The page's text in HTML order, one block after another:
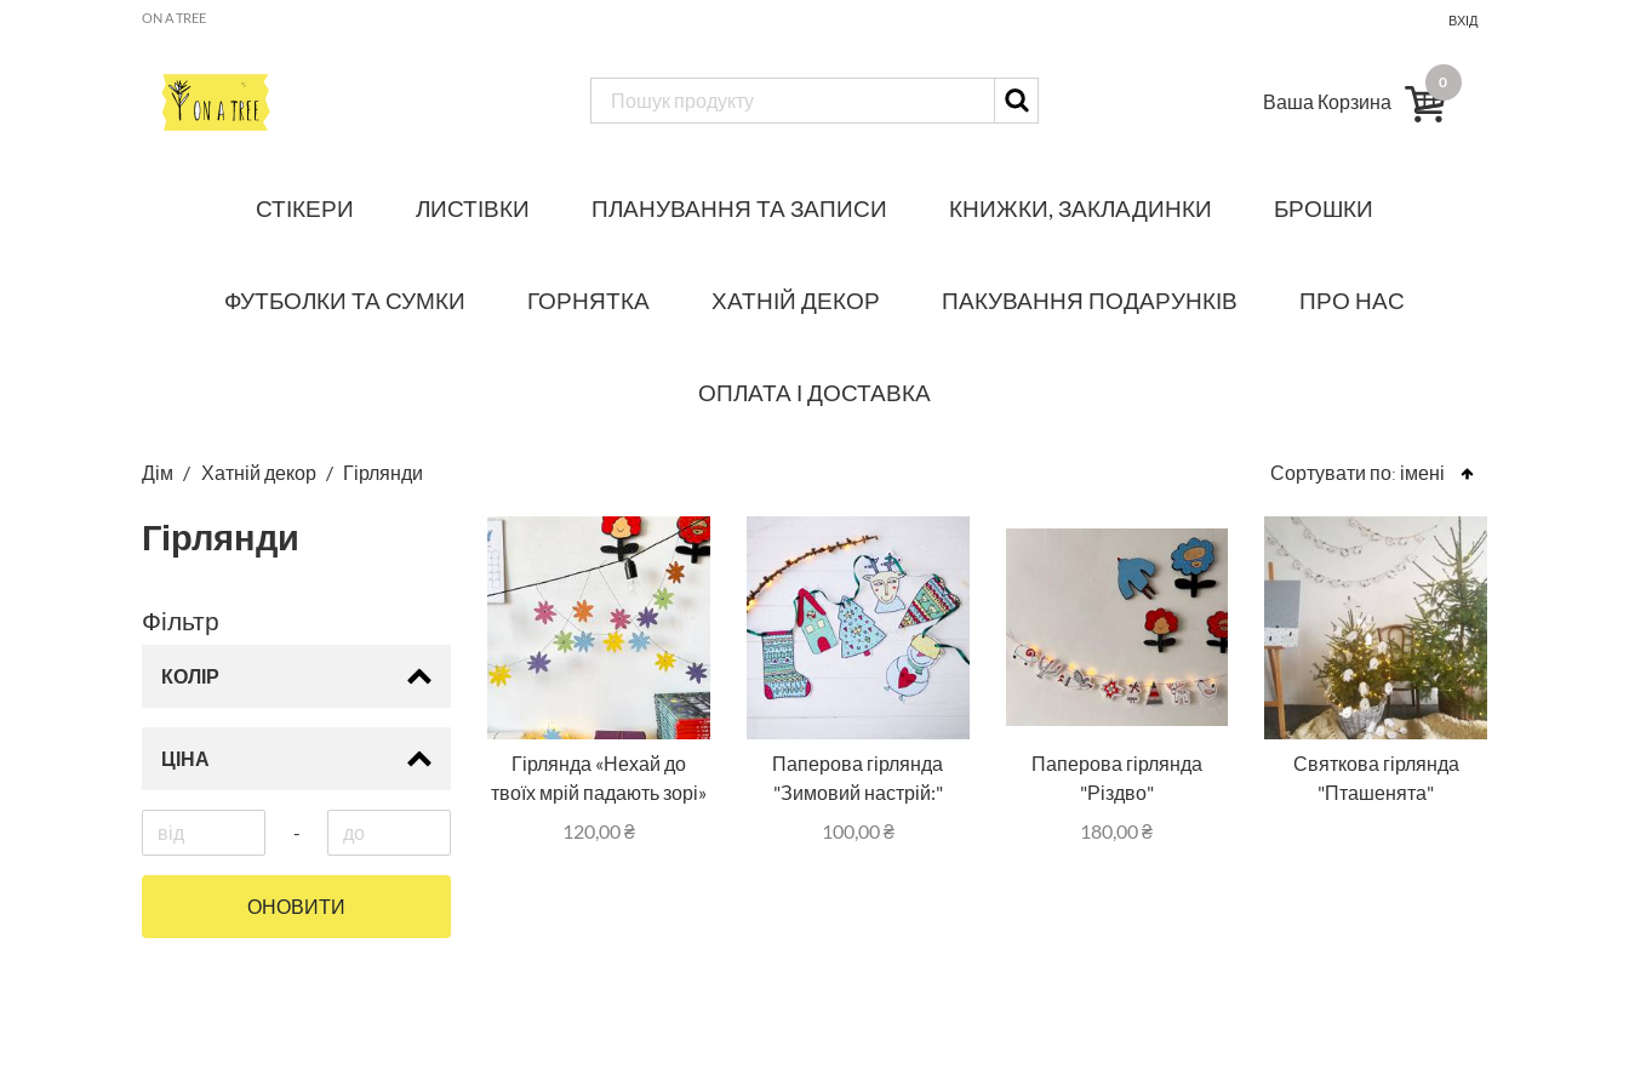
ON A TREE ВХІД
Ваша Корзина
0
СТІКЕРИ ЛИСТІВКИ ПЛАНУВАННЯ ТА ЗАПИСИ КНИЖКИ, ЗАКЛАДИНКИ БРОШКИ
ФУТБОЛКИ ТА СУМКИ ГОРНЯТКА ХАТНІЙ ДЕКОР ПАКУВАННЯ ПОДАРУНКІВ ПРО НАС
ОПЛАТА І ДОСТАВКА
Дім Хатній декор Гірлянди Сортувати по: імені
Гірлянди
Фільтр
КОЛІР
ЦІНА
-
ОНОВИТИ
Гірлянда «Нехай до
твоїх мрій падають зорі»
120,00₴
Паперова гірлянда
"Зимовий настрій:"
100,00₴
Паперова гірлянда
"Різдво"
180,00₴
Святкова гірлянда
"Пташенята"